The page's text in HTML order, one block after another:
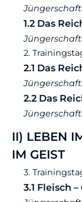
1.2 Das
2.
2.1 Das
2.2 Das
II) LEBEN
IM GEIST
3.
3.1 Fleisch